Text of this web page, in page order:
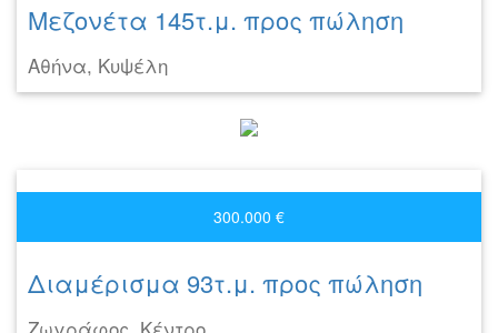
Μεζονέτα 145τ.μ. προς πώληση
Αθήνα, Κυψέλη
300.000 €
Διαμέρισμα 93τ.μ. προς πώληση